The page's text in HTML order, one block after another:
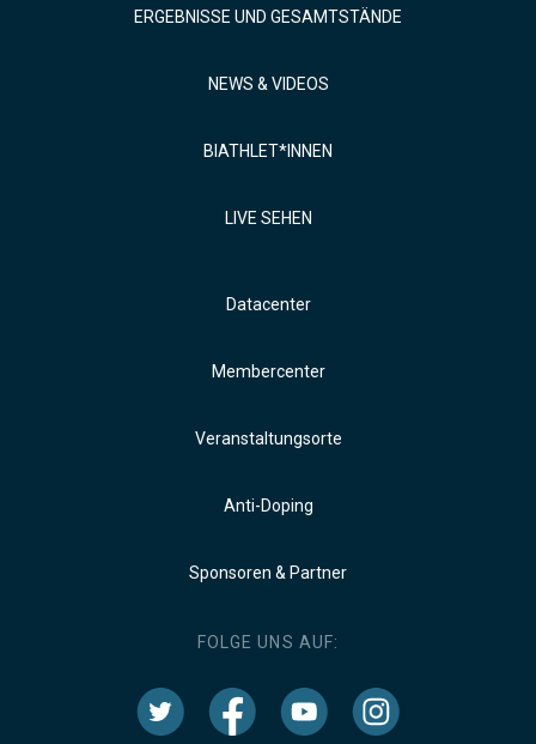
ERGEBNISSE UND GESAMTSTÄNDE
NEWS & VIDEOS
BIATHLET*INNEN
LIVE SEHEN
Datacenter
Membercenter
Veranstaltungsorte
Anti-Doping
Sponsoren & Partner
FOLGE UNS AUF: